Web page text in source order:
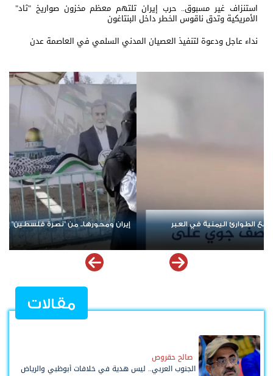
استنزاف غير مسبوق.. حرب إيران تلتهم معظم مخزون صواريخ "ثاد"
الأمريكية وتدق ناقوس الخطر داخل البنتاغون
نداء عاجل ودعوة لتنفيذ العصيان المدني السلمي في العاصمة عدن
أزمات المنطقة
من صنع الأزمة لا يقود الحل؟.. تحالف جديد في
ملف إخفاقات التحالف العربي في اليمن
مقالات
صالح حقروص
الجنوب العربي.. ليس هدية في خلافات أبوظبي والرياض